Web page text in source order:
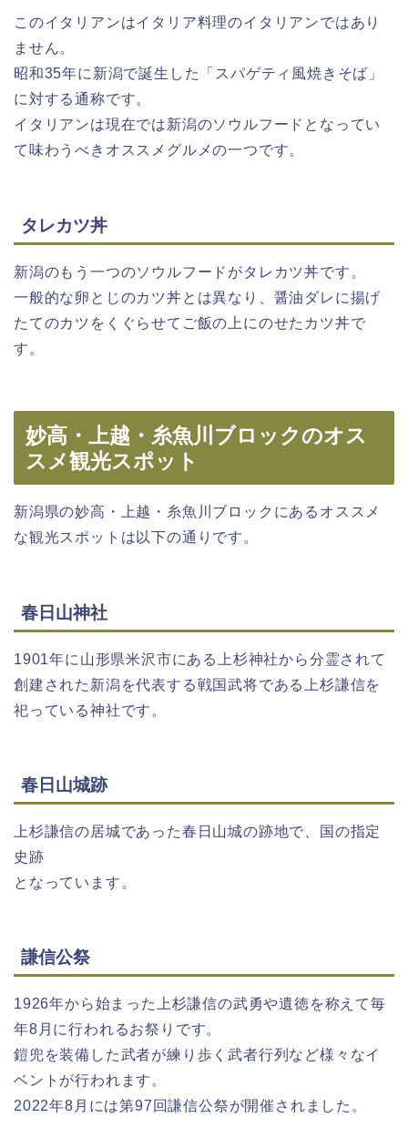
このイタリアンはイタリア料理のイタリアンではあり
ません。
昭和35年に新潟で誕生した「スパゲティ風焼きそば」
に対する通称です。
イタリアンは現在では新潟のソウルフードとなってい
て味わうべきオススメグルメの一つです。
タレカツ丼
新潟のもう一つのソウルフードがタレカツ丼です。
一般的な卵とじのカツ丼とは異なり、醤油ダレに揚げ
たてのカツをくぐらせてご飯の上にのせたカツ丼で
す。
妙高・上越・糸魚川ブロックのオス
スメ観光スポット
新潟県の妙高・上越・糸魚川ブロックにあるオススメ
な観光スポットは以下の通りです。
春日山神社
1901年に山形県米沢市にある上杉神社から分霊されて
創建された新潟を代表する戦国武将である上杉謙信を
祀っている神社です。
春日山城跡
上杉謙信の居城であった春日山城の跡地で、国の指定
史跡
となっています。
謙信公祭
1926年から始まった上杉謙信の武勇や遺徳を称えて毎
年8月に行われるお祭りです。
鎧兜を装備した武者が練り歩く武者行列など様々なイ
ベントが行われます。
2022年8月には第97回謙信公祭が開催されました。